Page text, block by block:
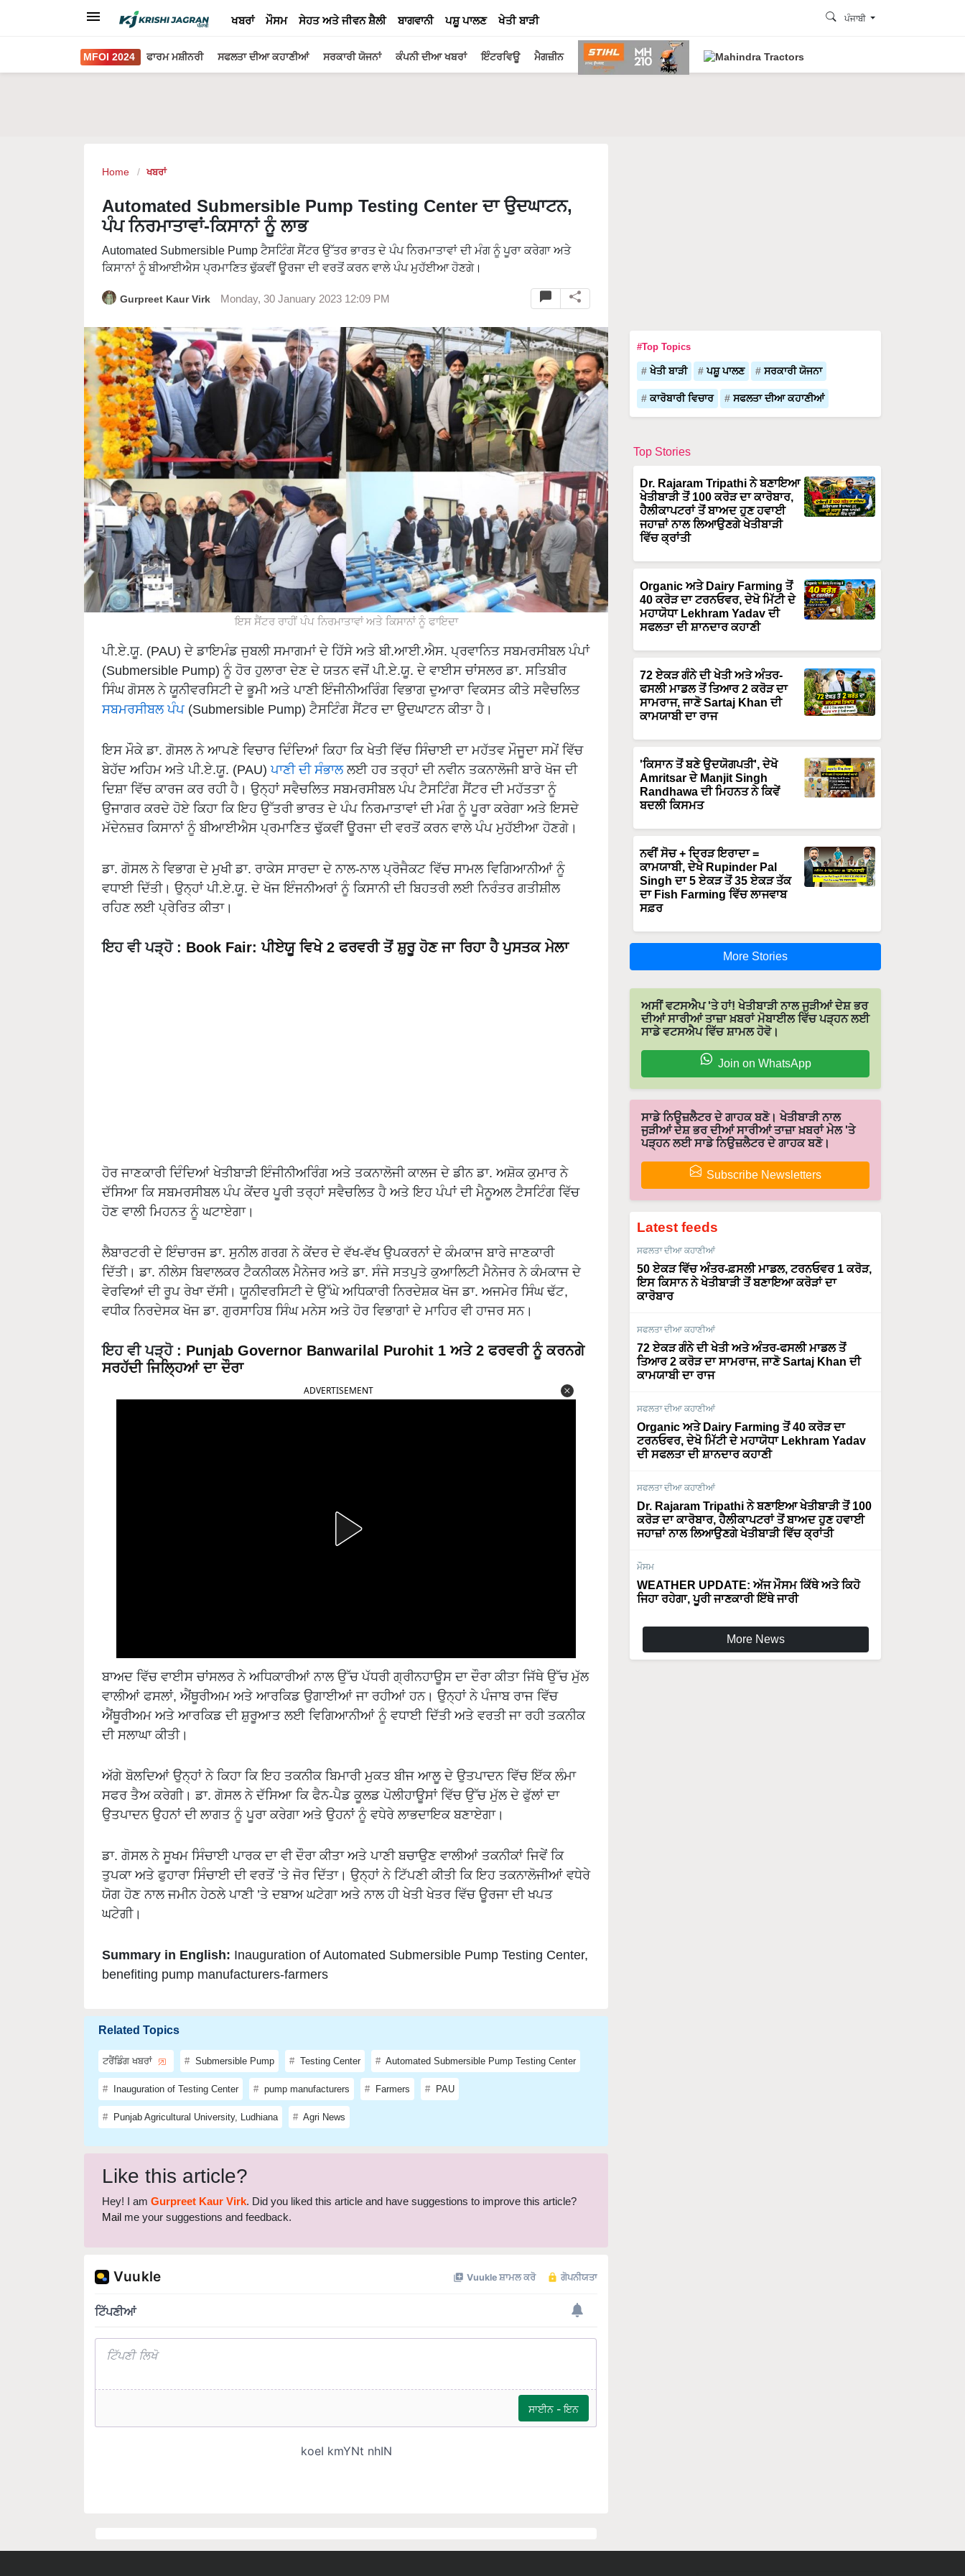
ਖਬਰਾਂ ਮੌਸਮ ਸੇਹਤ ਅਤੇ ਜੀਵਨ ਸ਼ੈਲੀ ਬਾਗਵਾਨੀ ਪਸ਼ੂ ਪਾਲਣ ਖੇਤੀ ਬਾੜੀ ਪੰਜਾਬੀ
MFOI 2024 ਫਾਰਮ ਮਸ਼ੀਨਰੀ ਸਫਲਤਾ ਦੀਆ ਕਹਾਣੀਆਂ ਸਰਕਾਰੀ ਯੋਜਨਾਂ ਕੰਪਨੀ ਦੀਆ ਖਬਰਾਂ ਇੰਟਰਵਿਊ ਮੈਗਜ਼ੀਨ
Home ਖਬਰਾਂ
Automated Submersible Pump Testing Center ਦਾ ਉਦਘਾਟਨ,
ਪੰਪ ਨਿਰਮਾਤਾਵਾਂ-ਕਿਸਾਨਾਂ ਨੂੰ ਲਾਭ
Automated Submersible Pump ਟੈਸਟਿੰਗ ਸੈਂਟਰ ਉੱਤਰ ਭਾਰਤ ਦੇ ਪੰਪ ਨਿਰਮਾਤਾਵਾਂ ਦੀ ਮੰਗ ਨੂੰ ਪੂਰਾ ਕਰੇਗਾ ਅਤੇ
ਕਿਸਾਨਾਂ ਨੂੰ ਬੀਆਈਐਸ ਪ੍ਰਮਾਣਿਤ ਢੁੱਕਵੀਂ ਊਰਜਾ ਦੀ ਵਰਤੋਂ ਕਰਨ ਵਾਲੇ ਪੰਪ ਮੁਹੱਈਆ ਹੋਣਗੇ।
Gurpreet Kaur Virk Monday, 30 January 2023 12:09 PM
ਇਸ ਸੈਂਟਰ ਰਾਹੀਂ ਪੰਪ ਨਿਰਮਾਤਾਵਾਂ ਅਤੇ ਕਿਸਾਨਾਂ ਨੂੰ ਫਾਇਦਾ
ਪੀ.ਏ.ਯੂ. (PAU) ਦੇ ਡਾਇਮੰਡ ਜੁਬਲੀ ਸਮਾਗਮਾਂ ਦੇ ਹਿੱਸੇ ਅਤੇ ਬੀ.ਆਈ.ਐਸ. ਪ੍ਰਵਾਨਿਤ ਸਬਮਰਸੀਬਲ ਪੰਪਾਂ
(Submersible Pump) ਨੂੰ ਹੋਰ ਹੁਲਾਰਾ ਦੇਣ ਦੇ ਯਤਨ ਵਜੋਂ ਪੀ.ਏ.ਯੂ. ਦੇ ਵਾਈਸ ਚਾਂਸਲਰ ਡਾ. ਸਤਿਬੀਰ
ਸਿੰਘ ਗੋਸਲ ਨੇ ਯੂਨੀਵਰਸਿਟੀ ਦੇ ਭੂਮੀ ਅਤੇ ਪਾਣੀ ਇੰਜੀਨੀਅਰਿੰਗ ਵਿਭਾਗ ਦੁਆਰਾ ਵਿਕਸਤ ਕੀਤੇ ਸਵੈਚਲਿਤ
ਸਬਮਰਸੀਬਲ ਪੰਪ (Submersible Pump) ਟੈਸਟਿੰਗ ਸੈਂਟਰ ਦਾ ਉਦਘਾਟਨ ਕੀਤਾ ਹੈ।
ਇਸ ਮੌਕੇ ਡਾ. ਗੋਸਲ ਨੇ ਆਪਣੇ ਵਿਚਾਰ ਦਿੰਦਿਆਂ ਕਿਹਾ ਕਿ ਖੇਤੀ ਵਿੱਚ ਸਿੰਚਾਈ ਦਾ ਮਹੱਤਵ ਮੌਜੂਦਾ ਸਮੇਂ ਵਿੱਚ
ਬੇਹੱਦ ਅਹਿਮ ਅਤੇ ਪੀ.ਏ.ਯੂ. (PAU)ਪਾਣੀ ਦੀ ਸੰਭਾਲਲਈ ਹਰ ਤਰ੍ਹਾਂ ਦੀ ਨਵੀਨ ਤਕਨਾਲੋਜੀ ਬਾਰੇ ਖੋਜ ਦੀ
ਦਿਸ਼ਾ ਵਿੱਚ ਕਾਰਜ ਕਰ ਰਹੀ ਹੈ। ਉਨ੍ਹਾਂ ਸਵੈਚਲਿਤ ਸਬਮਰਸੀਬਲ ਪੰਪ ਟੈਸਟਿੰਗ ਸੈਂਟਰ ਦੀ ਮਹੱਤਤਾ ਨੂੰ
ਉਜਾਗਰ ਕਰਦੇ ਹੋਏ ਕਿਹਾ ਕਿ ਇਹ ਉੱਤਰੀ ਭਾਰਤ ਦੇ ਪੰਪ ਨਿਰਮਾਤਾਵਾਂ ਦੀ ਮੰਗ ਨੂੰ ਪੂਰਾ ਕਰੇਗਾ ਅਤੇ ਇਸਦੇ
ਮੱਦੇਨਜ਼ਰ ਕਿਸਾਨਾਂ ਨੂੰ ਬੀਆਈਐਸ ਪ੍ਰਮਾਣਿਤ ਢੁੱਕਵੀਂ ਊਰਜਾ ਦੀ ਵਰਤੋਂ ਕਰਨ ਵਾਲੇ ਪੰਪ ਮੁਹੱਈਆ ਹੋਣਗੇ।
ਡਾ. ਗੋਸਲ ਨੇ ਵਿਭਾਗ ਦੇ ਮੁਖੀ ਡਾ. ਰਾਕੇਸ ਸਾਰਦਾ ਦੇ ਨਾਲ-ਨਾਲ ਪ੍ਰੋਜੈਕਟ ਵਿੱਚ ਸਾਮਲ ਵਿਗਿਆਨੀਆਂ ਨੂੰ
ਵਧਾਈ ਦਿੱਤੀ। ਉਨ੍ਹਾਂ ਪੀ.ਏ.ਯੂ. ਦੇ ਖੋਜ ਇੰਜਨੀਅਰਾਂ ਨੂੰ ਕਿਸਾਨੀ ਦੀ ਬਿਹਤਰੀ ਲਈ ਨਿਰੰਤਰ ਗਤੀਸ਼ੀਲ
ਰਹਿਣ ਲਈ ਪ੍ਰੇਰਿਤ ਕੀਤਾ।
ਇਹ ਵੀ ਪੜ੍ਹੋ : Book Fair: ਪੀਏਯੂ ਵਿਖੇ 2 ਫਰਵਰੀ ਤੋਂ ਸ਼ੁਰੂ ਹੋਣ ਜਾ ਰਿਹਾ ਹੈ ਪੁਸਤਕ ਮੇਲਾ
ਹੋਰ ਜਾਣਕਾਰੀ ਦਿੰਦਿਆਂ ਖੇਤੀਬਾੜੀ ਇੰਜੀਨੀਅਰਿੰਗ ਅਤੇ ਤਕਨਾਲੋਜੀ ਕਾਲਜ ਦੇ ਡੀਨ ਡਾ. ਅਸ਼ੋਕ ਕੁਮਾਰ ਨੇ
ਦੱਸਿਆ ਕਿ ਸਬਮਰਸੀਬਲ ਪੰਪ ਕੇਂਦਰ ਪੂਰੀ ਤਰ੍ਹਾਂ ਸਵੈਚਲਿਤ ਹੈ ਅਤੇ ਇਹ ਪੰਪਾਂ ਦੀ ਮੈਨੂਅਲ ਟੈਸਟਿੰਗ ਵਿੱਚ
ਹੋਣ ਵਾਲੀ ਮਿਹਨਤ ਨੂੰ ਘਟਾਏਗਾ।
ਲੈਬਾਰਟਰੀ ਦੇ ਇੰਚਾਰਜ ਡਾ. ਸੁਨੀਲ ਗਰਗ ਨੇ ਕੇਂਦਰ ਦੇ ਵੱਖ-ਵੱਖ ਉਪਕਰਨਾਂ ਦੇ ਕੰਮਕਾਜ ਬਾਰੇ ਜਾਣਕਾਰੀ
ਦਿੱਤੀ। ਡਾ. ਨੀਲੇਸ ਬਿਵਾਲਕਰ ਟੈਕਨੀਕਲ ਮੈਨੇਜਰ ਅਤੇ ਡਾ. ਸੰਜੇ ਸਤਪੁਤੇ ਕੁਆਲਿਟੀ ਮੈਨੇਜਰ ਨੇ ਕੰਮਕਾਜ ਦੇ
ਵੇਰਵਿਆਂ ਦੀ ਰੂਪ ਰੇਖਾ ਦੱਸੀ। ਯੂਨੀਵਰਸਿਟੀ ਦੇ ਉੱਘੇ ਅਧਿਕਾਰੀ ਨਿਰਦੇਸ਼ਕ ਖੋਜ ਡਾ. ਅਜਮੇਰ ਸਿੰਘ ਢੱਟ,
ਵਧੀਕ ਨਿਰਦੇਸਕ ਖੋਜ ਡਾ. ਗੁਰਸਾਹਿਬ ਸਿੰਘ ਮਨੇਸ ਅਤੇ ਹੋਰ ਵਿਭਾਗਾਂ ਦੇ ਮਾਹਿਰ ਵੀ ਹਾਜਰ ਸਨ।
ਇਹ ਵੀ ਪੜ੍ਹੋ : Punjab Governor Banwarilal Purohit 1 ਅਤੇ 2 ਫਰਵਰੀ ਨੂੰ ਕਰਨਗੇ
ਸਰਹੱਦੀ ਜਿਲ੍ਹਿਆਂ ਦਾ ਦੌਰਾ
ADVERTISEMENT
ਬਾਅਦ ਵਿੱਚ ਵਾਈਸ ਚਾਂਸਲਰ ਨੇ ਅਧਿਕਾਰੀਆਂ ਨਾਲ ਉੱਚ ਪੱਧਰੀ ਗ੍ਰੀਨਹਾਊਸ ਦਾ ਦੌਰਾ ਕੀਤਾ ਜਿੱਥੇ ਉੱਚ ਮੁੱਲ
ਵਾਲੀਆਂ ਫਸਲਾਂ, ਐਂਥੂਰੀਅਮ ਅਤੇ ਆਰਕਿਡ ਉਗਾਈਆਂ ਜਾ ਰਹੀਆਂ ਹਨ। ਉਨ੍ਹਾਂ ਨੇ ਪੰਜਾਬ ਰਾਜ ਵਿੱਚ
ਐਂਥੂਰੀਅਮ ਅਤੇ ਆਰਕਿਡ ਦੀ ਸ਼ੁਰੂਆਤ ਲਈ ਵਿਗਿਆਨੀਆਂ ਨੂੰ ਵਧਾਈ ਦਿੱਤੀ ਅਤੇ ਵਰਤੀ ਜਾ ਰਹੀ ਤਕਨੀਕ
ਦੀ ਸਲਾਘਾ ਕੀਤੀ।
ਅੱਗੇ ਬੋਲਦਿਆਂ ਉਨ੍ਹਾਂ ਨੇ ਕਿਹਾ ਕਿ ਇਹ ਤਕਨੀਕ ਬਿਮਾਰੀ ਮੁਕਤ ਬੀਜ ਆਲੂ ਦੇ ਉਤਪਾਦਨ ਵਿੱਚ ਇੱਕ ਲੰਮਾ
ਸਫਰ ਤੈਅ ਕਰੇਗੀ। ਡਾ. ਗੋਸਲ ਨੇ ਦੱਸਿਆ ਕਿ ਫੈਨ-ਪੈਡ ਕੂਲਡ ਪੋਲੀਹਾਊਸਾਂ ਵਿੱਚ ਉੱਚ ਮੁੱਲ ਦੇ ਫੁੱਲਾਂ ਦਾ
ਉਤਪਾਦਨ ਉਹਨਾਂ ਦੀ ਲਾਗਤ ਨੂੰ ਪੂਰਾ ਕਰੇਗਾ ਅਤੇ ਉਹਨਾਂ ਨੂੰ ਵਧੇਰੇ ਲਾਭਦਾਇਕ ਬਣਾਏਗਾ।
ਡਾ. ਗੋਸਲ ਨੇ ਸੂਖਮ ਸਿੰਚਾਈ ਪਾਰਕ ਦਾ ਵੀ ਦੌਰਾ ਕੀਤਾ ਅਤੇ ਪਾਣੀ ਬਚਾਉਣ ਵਾਲੀਆਂ ਤਕਨੀਕਾਂ ਜਿਵੇਂ ਕਿ
ਤੁਪਕਾ ਅਤੇ ਫੁਹਾਰਾ ਸਿੰਚਾਈ ਦੀ ਵਰਤੋਂ ’ਤੇ ਜੋਰ ਦਿੱਤਾ। ਉਨ੍ਹਾਂ ਨੇ ਟਿੱਪਣੀ ਕੀਤੀ ਕਿ ਇਹ ਤਕਨਾਲੋਜੀਆਂ ਵਧੇਰੇ
ਯੋਗ ਹੋਣ ਨਾਲ ਜਮੀਨ ਹੇਠਲੇ ਪਾਣੀ ’ਤੇ ਦਬਾਅ ਘਟੇਗਾ ਅਤੇ ਨਾਲ ਹੀ ਖੇਤੀ ਖੇਤਰ ਵਿੱਚ ਊਰਜਾ ਦੀ ਖਪਤ
ਘਟੇਗੀ।
Summary in English: Inauguration of Automated Submersible Pump Testing Center,
benefiting pump manufacturers-farmers
Related Topics
ਟਰੈਂਡਿੰਗ ਖਬਰਾਂ Submersible Pump Testing Center Automated Submersible Pump Testing Center
Inauguration of Testing Center pump manufacturers Farmers PAU
Punjab Agricultural University, Ludhiana Agri News
Like this article?
Hey! I am Gurpreet Kaur Virk. Did you liked this article and have suggestions to improve this article?
Mail me your suggestions and feedback.
#Top Topics
ਖੇਤੀ ਬਾੜੀ ਪਸ਼ੂ ਪਾਲਣ ਸਰਕਾਰੀ ਯੋਜਨਾ
ਕਾਰੋਬਾਰੀ ਵਿਚਾਰ ਸਫਲਤਾ ਦੀਆ ਕਹਾਣੀਆਂ
Top Stories
Dr. Rajaram Tripathi ਨੇ ਬਣਾਇਆ
ਖੇਤੀਬਾੜੀ ਤੋਂ 100 ਕਰੋੜ ਦਾ ਕਾਰੋਬਾਰ,
ਹੈਲੀਕਾਪਟਰਾਂ ਤੋਂ ਬਾਅਦ ਹੁਣ ਹਵਾਈ
ਜਹਾਜ਼ਾਂ ਨਾਲ ਲਿਆਉਣਗੇ ਖੇਤੀਬਾੜੀ
ਵਿੱਚ ਕ੍ਰਾਂਤੀ
Organic ਅਤੇ Dairy Farming ਤੋਂ
40 ਕਰੋੜ ਦਾ ਟਰਨਓਵਰ, ਦੇਖੋ ਮਿੱਟੀ ਦੇ
ਮਹਾਯੋਧਾ Lekhram Yadav ਦੀ
ਸਫਲਤਾ ਦੀ ਸ਼ਾਨਦਾਰ ਕਹਾਣੀ
72 ਏਕੜ ਗੰਨੇ ਦੀ ਖੇਤੀ ਅਤੇ ਅੰਤਰ-
ਫਸਲੀ ਮਾਡਲ ਤੋਂ ਤਿਆਰ 2 ਕਰੋੜ ਦਾ
ਸਾਮਰਾਜ, ਜਾਣੋ Sartaj Khan ਦੀ
ਕਾਮਯਾਬੀ ਦਾ ਰਾਜ
'ਕਿਸਾਨ ਤੋਂ ਬਣੇ ਉਦਯੋਗਪਤੀ', ਦੇਖੋ
Amritsar ਦੇ Manjit Singh
Randhawa ਦੀ ਮਿਹਨਤ ਨੇ ਕਿਵੇਂ
ਬਦਲੀ ਕਿਸਮਤ
ਨਵੀਂ ਸੋਚ + ਦ੍ਰਿੜ ਇਰਾਦਾ =
ਕਾਮਯਾਬੀ, ਦੇਖੋ Rupinder Pal
Singh ਦਾ 5 ਏਕੜ ਤੋਂ 35 ਏਕੜ ਤੱਕ
ਦਾ Fish Farming ਵਿੱਚ ਲਾਜਵਾਬ
ਸਫ਼ਰ
More Stories
ਅਸੀਂ ਵਟਸਐਪ 'ਤੇ ਹਾਂ! ਖੇਤੀਬਾੜੀ ਨਾਲ ਜੁੜੀਆਂ ਦੇਸ਼ ਭਰ
ਦੀਆਂ ਸਾਰੀਆਂ ਤਾਜ਼ਾ ਖ਼ਬਰਾਂ ਮੋਬਾਈਲ ਵਿੱਚ ਪੜ੍ਹਨ ਲਈ
ਸਾਡੇ ਵਟਸਐਪ ਵਿੱਚ ਸ਼ਾਮਲ ਹੋਵੋ।
Join on WhatsApp
ਸਾਡੇ ਨਿਉਜ਼ਲੈਟਰ ਦੇ ਗਾਹਕ ਬਣੋ। ਖੇਤੀਬਾੜੀ ਨਾਲ
ਜੁੜੀਆਂ ਦੇਸ਼ ਭਰ ਦੀਆਂ ਸਾਰੀਆਂ ਤਾਜ਼ਾ ਖ਼ਬਰਾਂ ਮੇਲ 'ਤੇ
ਪੜ੍ਹਨ ਲਈ ਸਾਡੇ ਨਿਉਜ਼ਲੈਟਰ ਦੇ ਗਾਹਕ ਬਣੋ।
Subscribe Newsletters
Latest feeds
ਸਫਲਤਾ ਦੀਆ ਕਹਾਣੀਆਂ
50 ਏਕੜ ਵਿੱਚ ਅੰਤਰ-ਫ਼ਸਲੀ ਮਾਡਲ, ਟਰਨਓਵਰ 1 ਕਰੋੜ,
ਇਸ ਕਿਸਾਨ ਨੇ ਖੇਤੀਬਾੜੀ ਤੋਂ ਬਣਾਇਆ ਕਰੋੜਾਂ ਦਾ
ਕਾਰੋਬਾਰ
ਸਫਲਤਾ ਦੀਆ ਕਹਾਣੀਆਂ
72 ਏਕੜ ਗੰਨੇ ਦੀ ਖੇਤੀ ਅਤੇ ਅੰਤਰ-ਫਸਲੀ ਮਾਡਲ ਤੋਂ
ਤਿਆਰ 2 ਕਰੋੜ ਦਾ ਸਾਮਰਾਜ, ਜਾਣੋ Sartaj Khan ਦੀ
ਕਾਮਯਾਬੀ ਦਾ ਰਾਜ
ਸਫਲਤਾ ਦੀਆ ਕਹਾਣੀਆਂ
Organic ਅਤੇ Dairy Farming ਤੋਂ 40 ਕਰੋੜ ਦਾ
ਟਰਨਓਵਰ, ਦੇਖੋ ਮਿੱਟੀ ਦੇ ਮਹਾਯੋਧਾ Lekhram Yadav
ਦੀ ਸਫਲਤਾ ਦੀ ਸ਼ਾਨਦਾਰ ਕਹਾਣੀ
ਸਫਲਤਾ ਦੀਆ ਕਹਾਣੀਆਂ
Dr. Rajaram Tripathi ਨੇ ਬਣਾਇਆ ਖੇਤੀਬਾੜੀ ਤੋਂ 100
ਕਰੋੜ ਦਾ ਕਾਰੋਬਾਰ, ਹੈਲੀਕਾਪਟਰਾਂ ਤੋਂ ਬਾਅਦ ਹੁਣ ਹਵਾਈ
ਜਹਾਜ਼ਾਂ ਨਾਲ ਲਿਆਉਣਗੇ ਖੇਤੀਬਾੜੀ ਵਿੱਚ ਕ੍ਰਾਂਤੀ
ਮੌਸਮ
WEATHER UPDATE: ਅੱਜ ਮੌਸਮ ਕਿੱਥੇ ਅਤੇ ਕਿਹੋ
ਜਿਹਾ ਰਹੇਗਾ, ਪੂਰੀ ਜਾਣਕਾਰੀ ਇੱਥੇ ਜਾਰੀ
More News